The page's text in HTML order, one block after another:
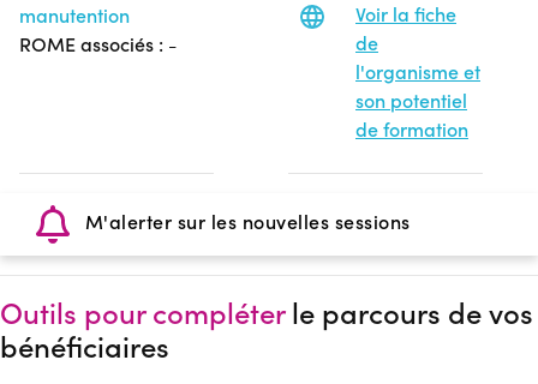
manutention
ROME associés : -
Voir la fiche
de
l'organisme et
son potentiel
de formation
M'alerter sur les nouvelles sessions
Outils pour compléterle parcours de vos
bénéficiaires